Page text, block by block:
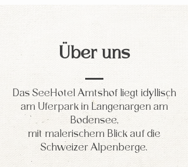
Über uns
Das SeeHotel Amtshof liegt idyllisch
am Uferpark in Langenargen am
Bodensee,
mit malerischem Blick auf die
Schweizer Alpenberge.